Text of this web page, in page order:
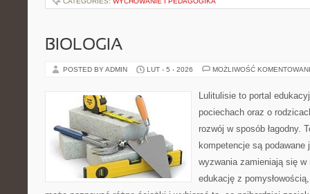
BIOLOGIA
POSTED BY ADMIN LUT - 5 - 2026 MOŻLIWOŚĆ
Lulitulisie to portal
pociechach oraz o
rozwój w sposób łagodny.
kompetencje są
wyzwania zamieniają się w
edukację z